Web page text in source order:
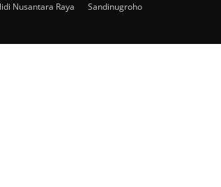
Nusantara Raya Sandinugroho